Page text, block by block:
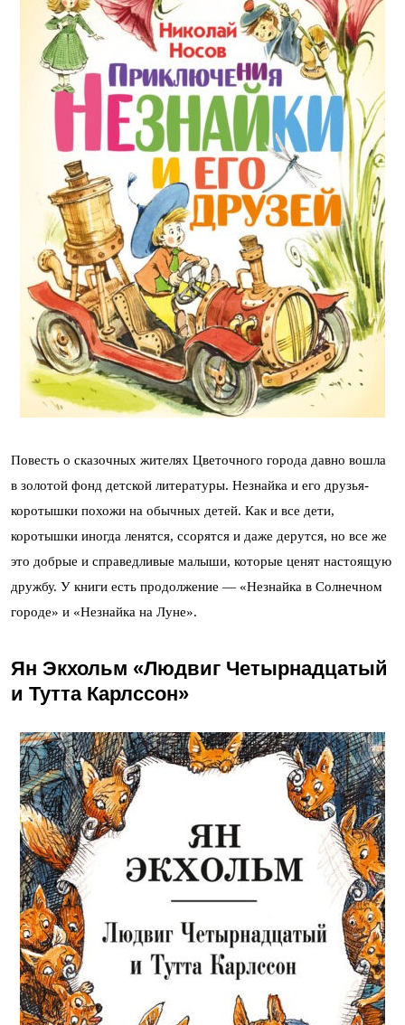
Повесть о сказочных жителях Цветочного города давно вошла
в золотой фонд детской литературы. Незнайка и его друзья-
коротышки похожи на обычных детей. Как и все дети,
коротышки иногда ленятся, ссорятся и даже дерутся, но все же
это добрые и справедливые малыши, которые ценят настоящую
дружбу. У книги есть продолжение — «Незнайка в Солнечном
городе» и «Незнайка на Луне».
Ян Экхольм «Людвиг Четырнадцатый
и Тутта Карлссон»